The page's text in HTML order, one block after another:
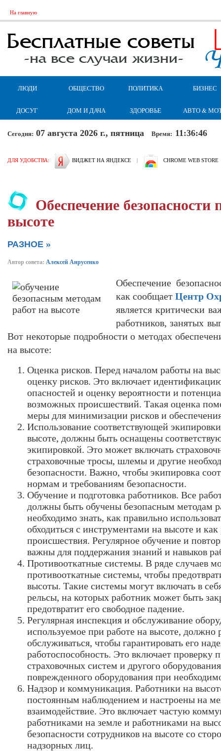
На главную
ЛЮДИ ОБЩЕСТВО ПОЛИТИКА БИЗНЕС
ДОСУГ ДОМ И ДАЧА ЗДОРОВЬЕ АВТО &
Сегодня: 07 августа 2026 г., пятница Время: 11:36:46
ДЛЯ УДОБСТВА: ВИДЖЕТ НА ЯНДЕКСЕ | CHROME WEB STORE
Обеспечение безопасности
высоте
РАЗНОЕ »
Автор совета: Алексей Анрусенко
Обеспечение
как сообщает Центр
является критически
работников, занятых
Вот некоторые подробности о методах
на высоте:
Оценка рисков. Перед началом работы на
оценку рисков. Это включает
опасностей и оценку вероятности и
возможных происшествий. Такая оценка
меры для минимизации рисков и
Использование соответствующей
высоте, должны быть оснащены
экипировкой. Это может включать
страховочные тросы, шлемы и другие
безопасности. Важно, чтобы экипировка
нормам и требованиям безопасности.
Обучение и подготовка работников. Все
должны быть обучены безопасным методам
необходимо знать, как правильно
обходиться с инструментами на высоте и
происшествия. Регулярное обучение и
важны для поддержания знаний и навыков
Противооткатные системы. В ряде случаев
противооткатные системы, чтобы
высоты. Такие системы могут включать в
рельсы, на которых работник может быть
предотвратит его свободное падение.
Регулярная инспекция и обслуживание
используемое при работе на высоте, должно
обслуживаться, чтобы гарантировать его
работоспособность. Это включает проверку
страховочных систем и другого
поврежденного оборудования при
Надзор и коммуникация. Работники на
постоянным наблюдением и настроены на
взаимодействие. Это включает частую
работниками на земле и работниками на
безопасности сотрудников на высоте со
надзорных лиц.